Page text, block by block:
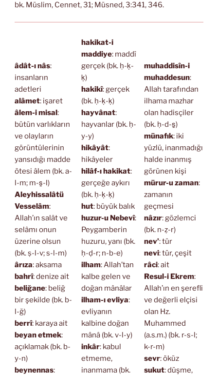
bk. Müslim, Cennet, 31; Müsned, 3:341, 346.
âdât-ı nâs:
insanların
adetleri
alâmet: işaret
âlem-i misal:
bütün varlıkların
ve olayların
görüntülerinin
yansıdığı madde
ötesi âlem (bk. a-
l-m; m-s̱-l)
Aleyhissalâtü
Vesselâm:
Allah’ın salât ve
selâmı onun
üzerine olsun
(bk. ṣ-l-v; s-l-m)
ârıza: aksama
bahrî: denize ait
beliğane: beliğ
bir şekilde (bk. b-
l-ğ)
berrî: karaya ait
beyan etmek:
açıklamak (bk. b-
y-n)
beynennas:
hakikat-i
maddiye: maddî
gerçek (bk. ḥ-ḳ-
ḳ)
hakikî: gerçek
(bk. ḥ-ḳ-ḳ)
hayvânat:
hayvanlar (bk. ḥ-
y-y)
hikâyât:
hikâyeler
hilâf-ı hakikat:
gerçeğe aykırı
(bk. ḥ-ḳ-ḳ)
hut: büyük balık
huzur-u Nebevî:
Peygamberin
huzuru, yanı (bk.
ḥ-ḍ-r; n-b-e)
ilham: Allah’tan
kalbe gelen ve
doğan mânâlar
ilham-ı evliya:
evliyanın
kalbine doğan
mânâ (bk. v-l-y)
inkâr: kabul
etmeme,
inanmama (bk.
muhaddisîn-i
muhaddesun:
Allah tarafından
ilhama mazhar
olan hadisçiler
(bk. ḥ-d-s̱)
münafık: iki
yüzlü, inanmadığı
halde inanmış
görünen kişi
mürur-u zaman:
zamanın
geçmesi
nâzır: gözlemci
(bk. n-ẓ-r)
nev’: tür
nevi: tür, çeşit
râci: ait
Resul-i Ekrem:
Allah’ın en şerefli
ve değerli elçisi
olan Hz.
Muhammed
(a.s.m.) (bk. r-s-l;
k-r-m)
sevr: öküz
sukut: düşme,